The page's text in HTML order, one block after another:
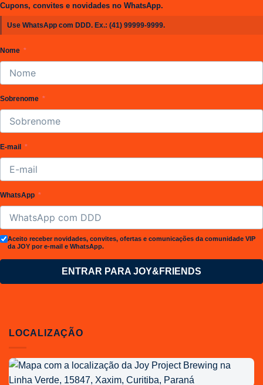
Cupons, convites e novidades no WhatsApp.
Use WhatsApp com DDD. Ex.: (41) 99999-9999.
Nome
Sobrenome
E-mail
WhatsApp
Aceito receber novidades, convites, ofertas e comunicações da comunidade VIP
da JOY por e-mail e WhatsApp.
ENTRAR PARA JOY&FRIENDS
LOCALIZAÇÃO
Localização
da